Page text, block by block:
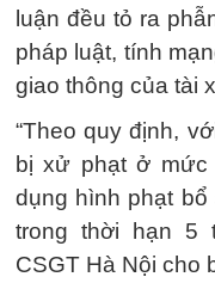
luận đều tỏ ra
pháp luật, tính
giao thông của tài
“Theo quy định,
bị xử phạt ở mức
dụng hình phạt
trong thời hạn 5
CSGT Hà Nội cho